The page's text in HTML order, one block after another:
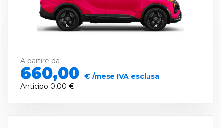
A partire da
660,00 € /mese IVA esclusa
Anticipo 0,00 €